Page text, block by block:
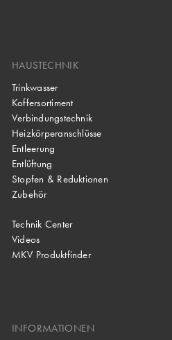
HAUSTECHNIK
Trinkwasser
Koffersortiment
Verbindungstechnik
Heizkörperanschlüsse
Entleerung
Entlüftung
Stopfen & Reduktionen
Zubehör
Technik Center
Videos
MKV Produktfinder
INFORMATIONEN